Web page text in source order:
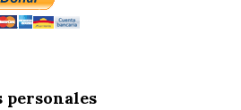
personales